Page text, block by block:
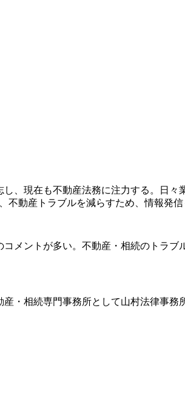
、現在も不動産法務に注力する。日
動産トラブルを減らすため、情報発信
メントが多い。不動産・相続のトラ
・相続専門事務所として山村法律事務